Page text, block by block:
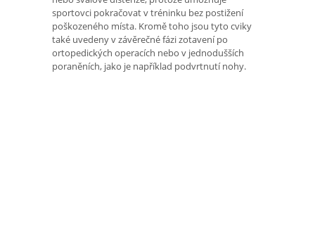
sportovci pokračovat v tréninku bez postižení
poškozeného místa. Kromě toho jsou tyto cviky
také uvedeny v závěrečné fázi zotavení po
ortopedických operacích nebo v jednodušších
poraněních, jako je například podvrtnutí nohy.